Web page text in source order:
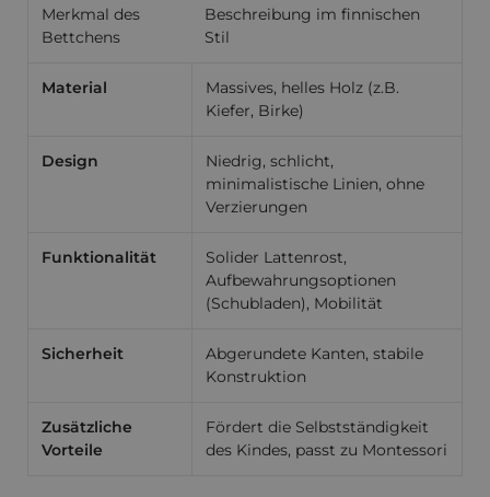
Merkmal des
Bettchens
Beschreibung im finnischen
Stil
Material
Massives, helles Holz (z.B.
Kiefer, Birke)
Design
Niedrig, schlicht,
minimalistische Linien, ohne
Verzierungen
Funktionalität
Solider Lattenrost,
Aufbewahrungsoptionen
(Schubladen), Mobilität
Sicherheit
Abgerundete Kanten, stabile
Konstruktion
Zusätzliche
Vorteile
Fördert die Selbstständigkeit
des Kindes, passt zu Montessori